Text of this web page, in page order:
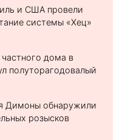
и США провели
системы «Хец»
дома в
полуторагодовалый
Димоны обнаружили
розысков